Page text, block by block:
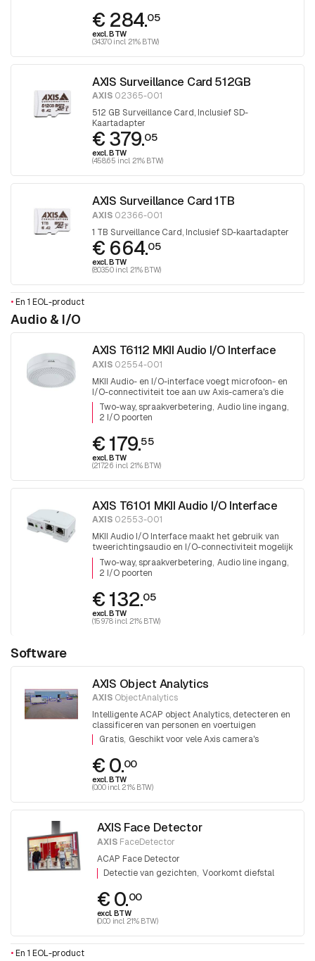
€ 284.05
excl. BTW
(343.70 incl. 21% BTW)
AXIS Surveillance Card 512GB
AXIS 02365-001
512 GB Surveillance Card, Inclusief SD-
Kaartadapter
€ 379.05
excl. BTW
(458.65 incl. 21% BTW)
AXIS Surveillance Card 1TB
AXIS 02366-001
1 TB Surveillance Card, Inclusief SD-kaartadapter
€ 664.05
excl. BTW
(803.50 incl. 21% BTW)
• En 1 EOL-product
Audio & I/O
AXIS T6112 MKII Audio I/O Interface
AXIS 02554-001
MKII Audio- en I/O-interface voegt microfoon- en
I/O-connectiviteit toe aan uw Axis-camera's die
deze mogelijkheden niet al ingebouwd hebben
Two-way, spraakverbetering Audio line ingang
2 I/O poorten
€ 179.55
excl. BTW
(217.26 incl. 21% BTW)
AXIS T6101 MKII Audio I/O Interface
AXIS 02553-001
MKII Audio I/O Interface maakt het gebruik van
tweerichtingsaudio en I/O-connectiviteit mogelijk
voor Axis-camera's die deze mogelijkheden niet al
hebben ingebouwd
Two-way, spraakverbetering Audio line ingang
2 I/O poorten
€ 132.05
excl. BTW
(159.78 incl. 21% BTW)
Software
AXIS Object Analytics
AXIS ObjectAnalytics
Intelligente ACAP object Analytics, detecteren en
classificeren van personen en voertuigen
Gratis Geschikt voor vele Axis camera's
€ 0.00
excl. BTW
(0.00 incl. 21% BTW)
AXIS Face Detector
AXISFaceDetector
ACAP Face Detector
Detectie van gezichten Voorkomt diefstal
€ 0.00
excl. BTW
(0.00 incl. 21% BTW)
• En 1 EOL-product